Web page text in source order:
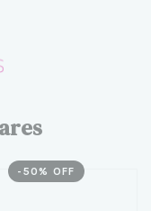
- 50 % OFF